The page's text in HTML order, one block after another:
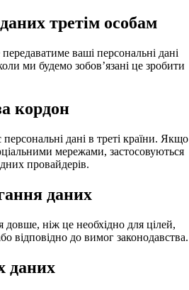
третім особам
ваші персональні дані
ми будемо зобов’язані це зробити
кордон
дані в треті країни. Якщо
мережами, застосовуються
провайдерів.
даних
довше, ніж це необхідно для цілей,
відповідно до вимог законодавства.
даних